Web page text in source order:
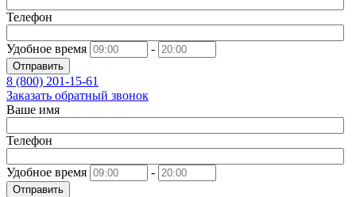
Телефон
Удобное время -
Отправить
8 (800) 201-15-61
Заказать обратный звонок
Ваше имя
Телефон
Удобное время -
Отправить